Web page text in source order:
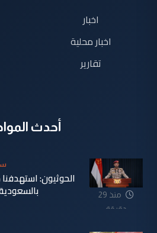
اخبار
اخبار محلية
تقارير
أحدث
منذ 29
دقيقة
الحوثيون: